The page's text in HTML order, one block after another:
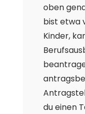
oben
bist etwa
Kinder,
du einen